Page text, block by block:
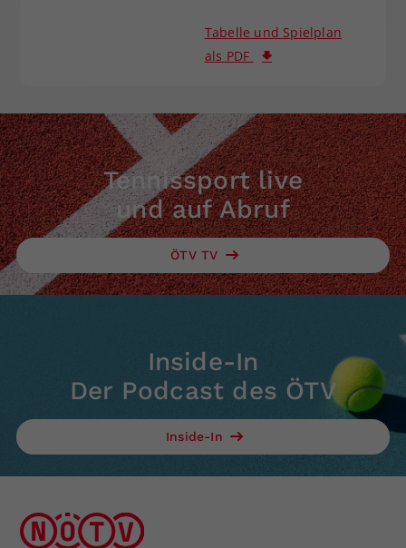
Tabelle und Spielplan
als PDF
Tennissport live
und auf Abruf
ÖTV TV
Inside-In
Der Podcast des ÖTV
Inside-In